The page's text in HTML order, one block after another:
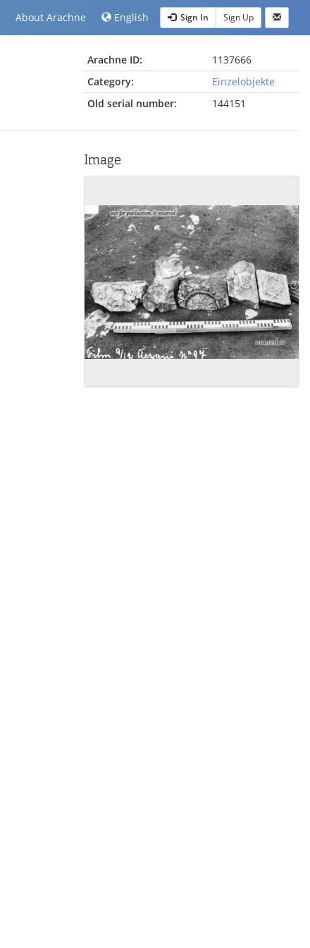
About Arachne English Sign In Sign Up
Arachne ID:
1137666
Category:
Einzelobjekte
Old serial number:
144151
Image